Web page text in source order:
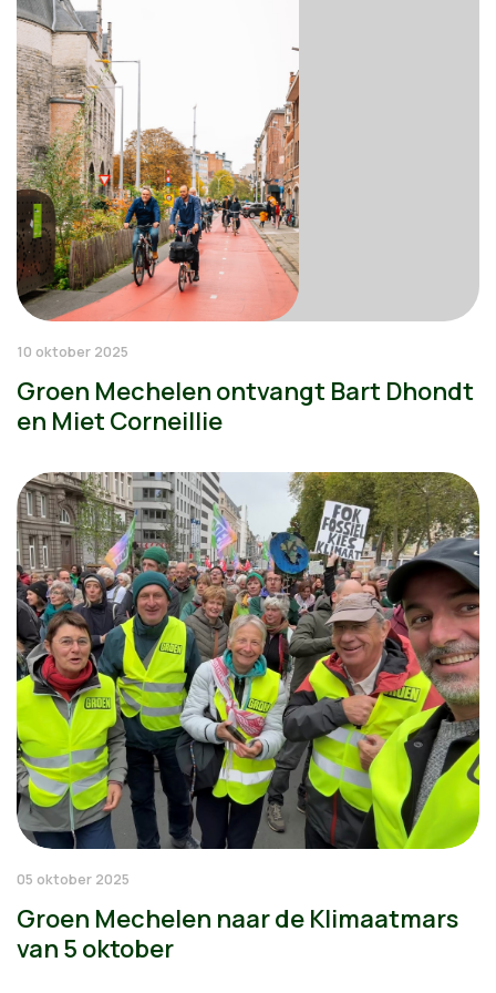
10 oktober 2025
Groen Mechelen ontvangt Bart Dhondt
en Miet Corneillie
05 oktober 2025
Groen Mechelen naar de Klimaatmars
van 5 oktober